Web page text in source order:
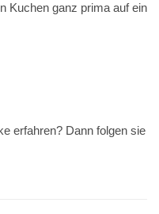
Kuchen ganz prima auf ein
erfahren? Dann folgen sie